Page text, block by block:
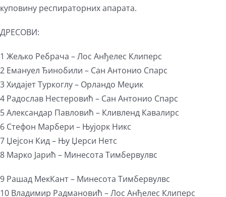
куповину респираторних апарата.
ДРЕСОВИ:
1 Жељко Ребрача – Лос Анђелес Клиперс
2 Емануел Ђинобили – Сан Антонио Спарс
3 Хидајет Туркоглу – Орландо Меџик
4 Радослав Нестеровић – Сан Антонио Спарс
5 Александар Павловић – Кливленд Кавалирс
6 Стефон Марбери – Њујорк Никс
7 Џејсон Кид – Њу Џерси Нетс
8 Марко Јарић – Минесота Тимбервулвс
9 Рашад МекКант – Минесота Тимбервулвс
10 Владимир Радмановић – Лос Анђелес Клиперс